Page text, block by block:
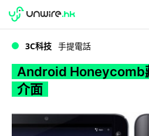
WWDC 2026
3C科技 手提電話
Android
介面